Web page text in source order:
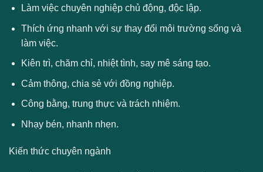
Làm việc chuyên nghiệp chủ động, độc lập.
Thích ứng nhanh với sự thay đổi môi trường sống và
làm việc.
Kiên trì, chăm chỉ, nhiệt tình, say mê sáng tạo.
Cảm thông, chia sẻ với đồng nghiệp.
Công bằng, trung thực và trách nhiệm.
Nhạy bén, nhanh nhẹn.
Kiến thức chuyên ngành